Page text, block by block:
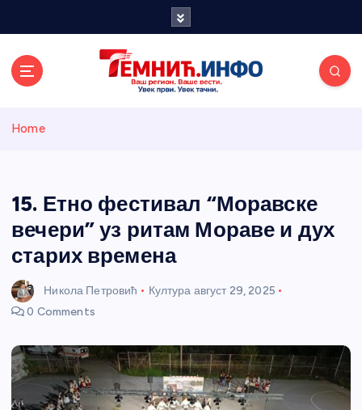
и портал
Home
15. Етно фестивал “Моравске
вечери” уз ритам Мораве и дух
старих времена
Никола Петровић Култура август 29, 2025
0 Comments